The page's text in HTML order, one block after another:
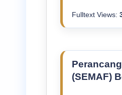
Fulltext Views:
(SEMAF)